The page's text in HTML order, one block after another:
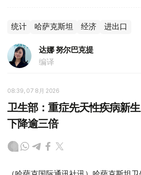
统计 哈萨克斯坦 经济 进出口
达娜 努尔巴克提
编译
08:39, 07 8月 2026
卫生部：重症先天性疾病新
下降逾三倍